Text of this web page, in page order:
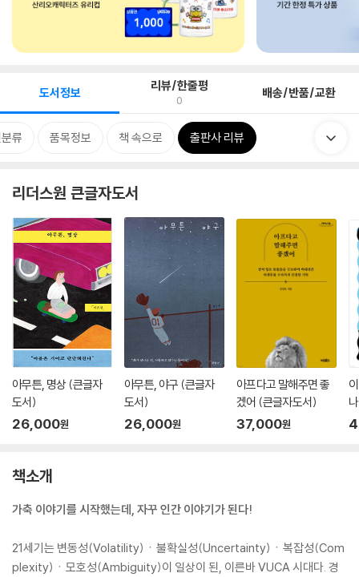
도서정보 리뷰/한줄평
0 배송/반품/교환
류 품목정보 책 속으로 출판사 리뷰
리더스원 큰글자도서
아무튼, 명상 (큰글자
도서)
26,000원
아무튼, 야구 (큰글자
도서)
26,000원
아프다고 말해주면 좋
겠어 (큰글자도서)
37,000원
책소개
가축 이야기를 시작했는데, 자꾸 인간 이야기가 된다!
21세기는 변동성(Volatility)ㆍ불확실성(Uncertainty)ㆍ복잡성(Com
plexity)ㆍ모호성(Ambiguity)이 일상이 된, 이른바 VUCA 시대다. 경